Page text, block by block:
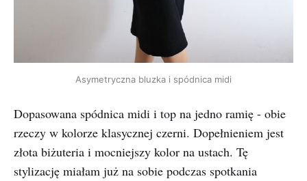
Asymetryczna bluzka i spódnica midi
Dopasowana spódnica midi i top na jedno ramię - obie
rzeczy w kolorze klasycznej czerni. Dopełnieniem jest
złota biżuteria i mocniejszy kolor na ustach. Tę
stylizację miałam już na sobie podczas spotkania